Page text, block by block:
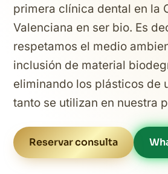
primera clínica dental en la
Valenciana en ser bio. Es
respetamos el medio
inclusión de material
eliminando los plásticos de
tanto se utilizan en nuestra
Reservar consulta